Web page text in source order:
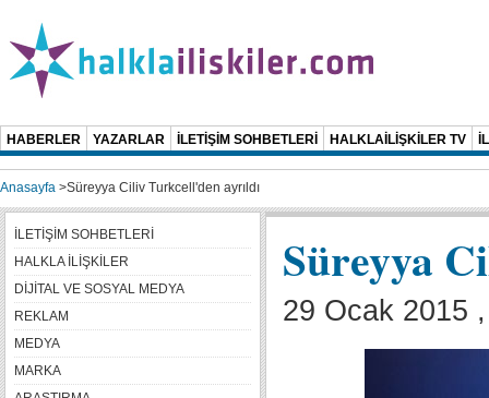
HABERLER YAZARLAR İLETİŞİM SOHBETLERİ HALKLAİLİŞKİLER TV
Anasayfa >Süreyya Ciliv Turkcell'den ayrıldı
Süreyya
29 Ocak 2015
İLETİŞİM SOHBETLERİ
HALKLA İLİŞKİLER
DİJİTAL VE SOSYAL MEDYA
REKLAM
MEDYA
MARKA